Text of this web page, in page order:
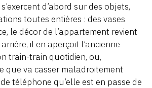
d’abord sur des objets,
toutes entières : des vases
le décor de l’appartement revient
il en aperçoit l’ancienne
train-train quotidien, ou,
que va casser maladroitement
téléphone qu’elle est en passe de